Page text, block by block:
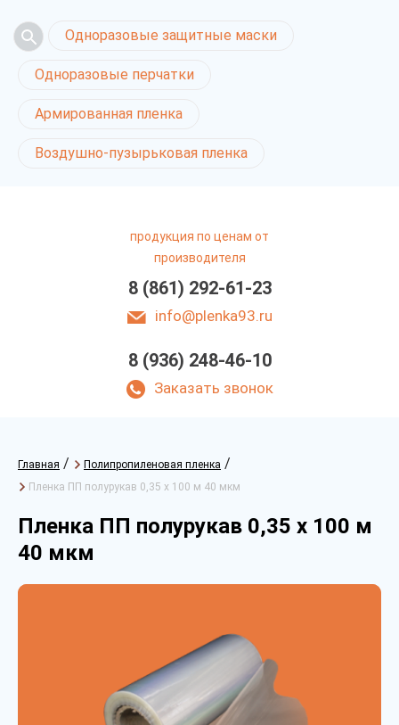
Одноразовые защитные маски
Одноразовые перчатки
Армированная пленка
Воздушно-пузырьковая пленка
продукция по ценам от
производителя
8 (861) 292-61-23
info@plenka93.ru
8 (936) 248-46-10
Заказать звонок
Главная / Полипропиленовая пленка /
Пленка ПП полурукав 0,35 х 100 м 40 мкм
Пленка ПП полурукав 0,35 х 100 м
40 мкм